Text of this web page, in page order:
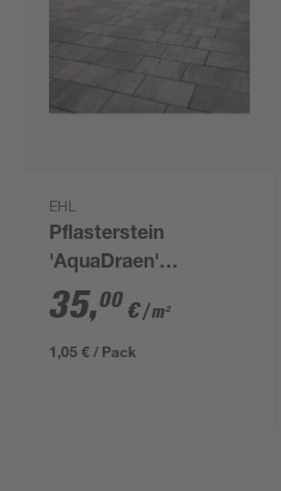
EHL
Pflasterstein
'AquaDraen'
weiß/anthrazit 22,5 x
15 x 6 cm
35,00 €/ m²
1,05 € / Pack